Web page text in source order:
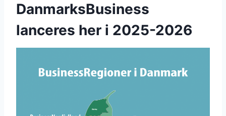
DanmarksBusiness
lanceres her i 2025-2026